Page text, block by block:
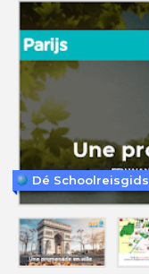
Dé Schoolreisgids